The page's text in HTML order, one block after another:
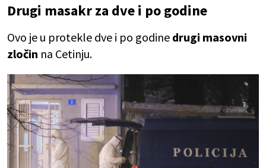
Drugi masakr za dve i po godine
Ovo je u protekle dve i po godine drugi masovni
zločin na Cetinju.